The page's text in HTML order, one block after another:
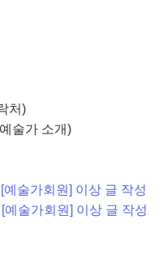
처)
술가 소개)
예술가회원] 이상 글 작성
예술가회원] 이상 글 작성